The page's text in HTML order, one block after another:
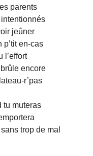
parents
jeûner
p’tit en-cas
l’effort
encore
r’pas
tu muteras
trop de mal